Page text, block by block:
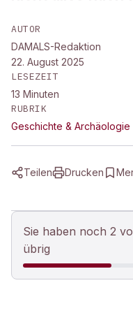
AUTOR
DAMALS-Redaktion
22. August 2025
LESEZEIT
13 Minuten
RUBRIK
Geschichte & Archäologie
Teilen Drucken
Sie haben noch 2
übrig